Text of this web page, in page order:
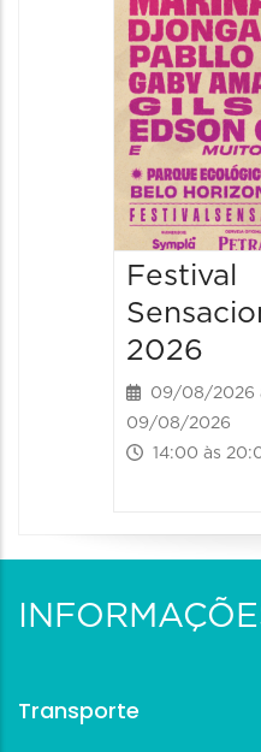
Festival
2026
09/08/2026
09/08/2026
14:00 às
Transporte